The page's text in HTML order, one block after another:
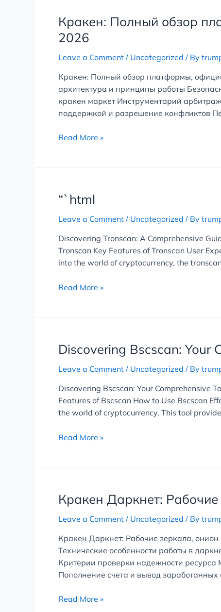
Кракен: Полный обзор
2026
Leave a Comment / Uncategorized / By
Кракен: Полный обзор платформы,
архитектура и принципы работы
кракен маркет Инструментарий
поддержкой и разрешение конфликтов
Кракен:
Полный
обзор
платформы,
зеркала
и
настройки
безопасности
Read More »
“`html
Leave a Comment / Uncategorized / By
Discovering Tronscan: A Comprehensive
Tronscan Key Features of Tronscan User
into the world of cryptocurrency, the
“`html
Read More »
Discovering Bscscan: Your
Leave a Comment / Uncategorized / By
Discovering Bscscan: Your Comprehensive
Features of Bscscan How to Use Bscscan
the world of cryptocurrency. This tool
Discovering
Your
Tool
for
Crypto
Read More »
Кракен Даркнет:
Leave a Comment / Uncategorized / By
Кракен Даркнет: Рабочие зеркала,
Технические особенности работы в
Критерии проверки надежности ресурса
Пополнение счета и вывод заработанных
Кракен
Даркнет:
Рабочие
онион
адрес
и
обзор
2026
Read More »